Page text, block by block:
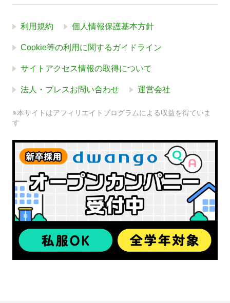
利用規約 個人情報保護基本方針
Cookie等の利用に関するガイドライン
サイトアクセス情報の取得について
法人・プレスお問い合わせ 運営会社
※本サイトはアフィリエイトプログラムによる収益を得ていま
す